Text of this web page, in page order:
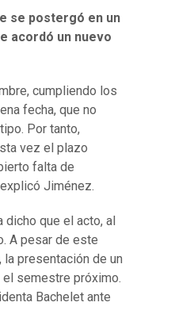
se postergó en un
acordó un nuevo
cumpliendo los
fecha, que no
Por tanto,
vez el plazo
falta de
Jiménez.
dicho que el acto, al
A pesar de este
presentación de un
el semestre próximo.
Bachelet ante